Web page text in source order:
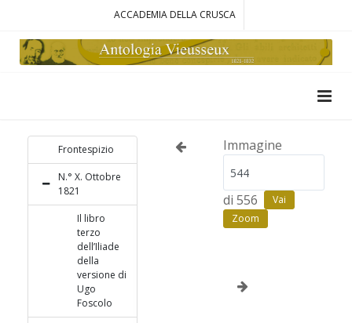
ACCADEMIA DELLA CRUSCA
Frontespizio
N.° X. Ottobre
1821
Il libro
terzo
dell’Iliade
della
versione di
Ugo
Foscolo
Immagine
di 556
Vai
Zoom